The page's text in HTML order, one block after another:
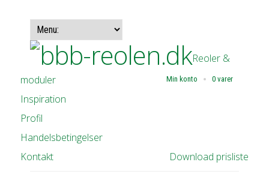
Min konto 0 varer
Reoler &
moduler
Inspiration
Profil
Handelsbetingelser
Download prisliste
Kontakt